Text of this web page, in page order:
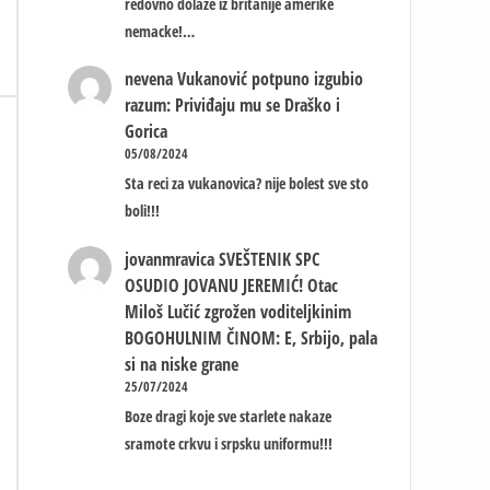
nemacke!…
nevena Vukanović potpuno izgubio
razum: Priviđaju mu se Draško i
Gorica
05/08/2024
Sta reci za vukanovica? nije bolest sve sto
boli!!!
jovanmravica SVEŠTENIK SPC
OSUDIO JOVANU JEREMIĆ! Otac
Miloš Lučić zgrožen voditeljkinim
BOGOHULNIM ČINOM: E, Srbijo, pala
si na niske grane
25/07/2024
Boze dragi koje sve starlete nakaze
sramote crkvu i srpsku uniformu!!!